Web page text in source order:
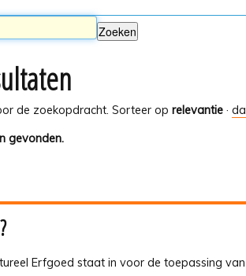
de zoekopdracht. Sorteer op relevantie ·
gevonden.
Erfgoed staat in voor de toepassing